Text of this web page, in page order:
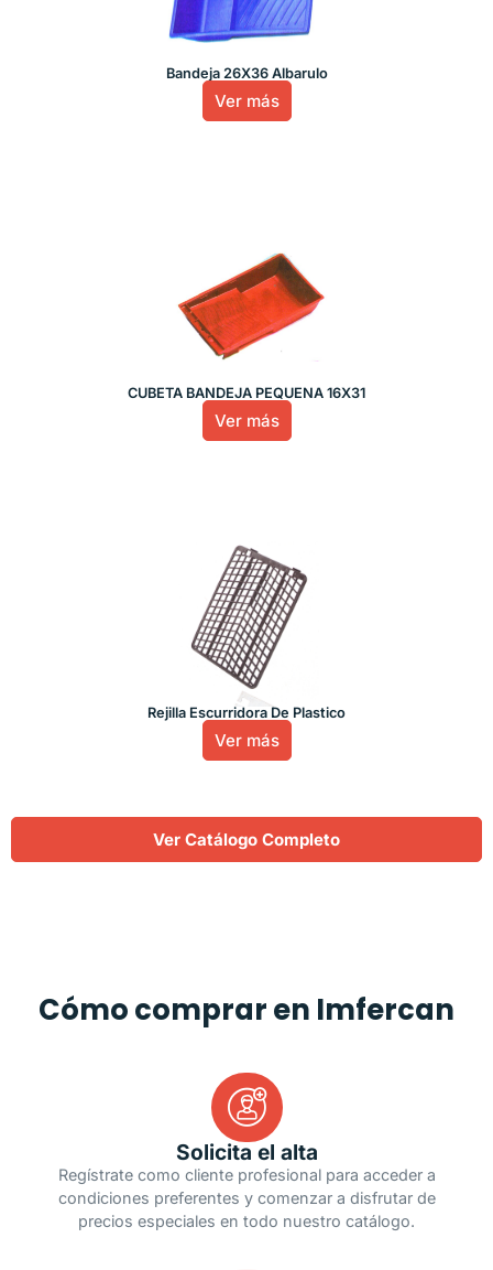
Bandeja 26X36 Albarulo
Ver más
CUBETA BANDEJA PEQUEÑA 16X31
Ver más
Rejilla Escurridora De Plastico
Ver más
Ver Catálogo Completo
Cómo comprar en Imfercan
Solicita el alta
Regístrate como cliente profesional para acceder a
condiciones preferentes y comenzar a disfrutar de
precios especiales en todo nuestro catálogo.